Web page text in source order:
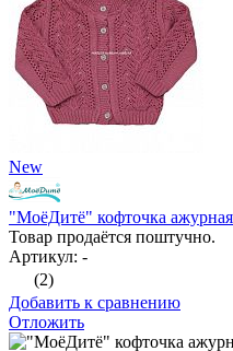
New
"МоёДитё" кофточка
Товар продаётся поштучно.
Артикул: -
(2)
Добавить к сравнению
Отложить